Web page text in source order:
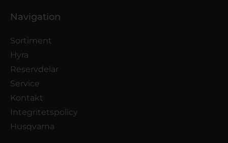
Navigation
Sortiment
Hyra
Reservdelar
Service
Kontakt
Integritetspolicy
Husqvarna